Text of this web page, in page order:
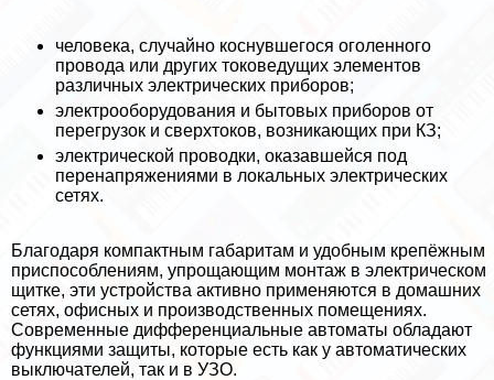
человека, случайно коснувшегося оголенного
провода или других токоведущих элементов
различных электрических приборов;
электрооборудования и бытовых приборов от
перегрузок и сверхтоков, возникающих при КЗ;
электрической проводки, оказавшейся под
перенапряжениями в локальных электрических
сетях.
Благодаря компактным габаритам и удобным крепёжным
приспособлениям, упрощающим монтаж в электрическом
щитке, эти устройства активно применяются в домашних
сетях, офисных и производственных помещениях.
Современные дифференциальные автоматы обладают
функциями защиты, которые есть как у автоматических
выключателей, так и в УЗО.